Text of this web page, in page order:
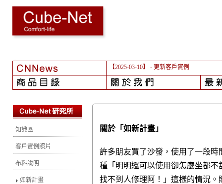
【2025-03-10】 - 更新客戶實例
知識區
客戶實例照片
布料說明
如新計畫
關於「如新計畫」
許多朋友買了沙發，使用了一段
種「明明還可以使用卻怎麼坐都不
找不到人修理阿！」 這樣的情況。